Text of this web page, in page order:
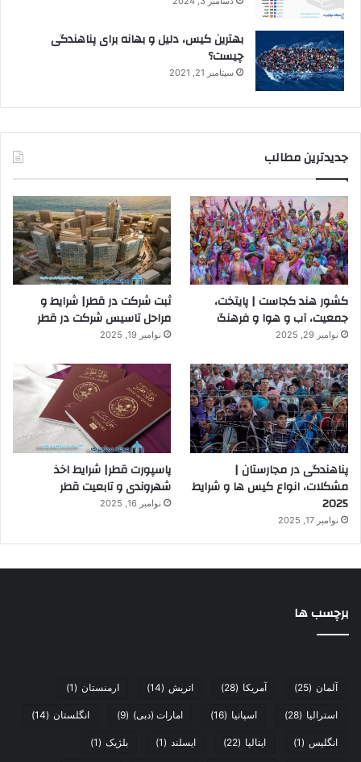
بهترین کیس، دلیل و بهانه برای پناهندگی
چیست؟
سپتامبر 21, 2021
جدیدترین مطالب
کشور هند کجاست | پایتخت،
جمعیت، آب و هوا و فرهنگ
نوامبر 29, 2025
ثبت شرکت در قطر| شرایط و
مراحل تاسیس شرکت در قطر
نوامبر 19, 2025
پناهندگی در مجارستان |
مشکلات، انواع کیس ها و شرایط
2025
نوامبر 17, 2025
پاسپورت قطر| شرایط اخذ
شهروندی و تابعیت قطر
نوامبر 16, 2025
برچسب ها
آلمان (25) آمریکا (28) اتریش (14) ارمنستان (1)
استرالیا (28) اسپانیا (16) امارات (دبی) (9) انگلستان (14)
انگلیس (1) ایتالیا (22) ایسلند (1) بلژیک (1)